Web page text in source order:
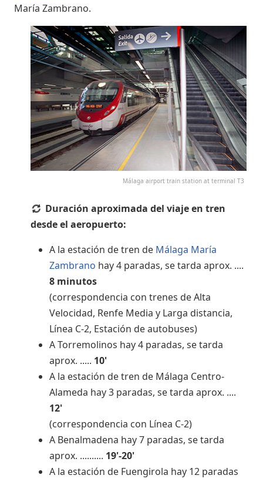
María Zambrano.
Málaga airport train station at terminal T3
Duración aproximada del viaje en tren
desde el aeropuerto:
A la estación de tren de Málaga María
Zambrano hay 4 paradas, se tarda aprox. ....
8 minutos
(correspondencia con trenes de Alta
Velocidad, Renfe Media y Larga distancia,
Línea C-2, Estación de autobuses)
A Torremolinos hay 4 paradas, se tarda
aprox. ..... 10'
A la estación de tren de Málaga Centro-
Alameda hay 3 paradas, se tarda aprox. ....
12'
(correspondencia con Línea C-2)
A Benalmadena hay 7 paradas, se tarda
aprox. .......... 19'-20'
A la estación de Fuengirola hay 12 paradas